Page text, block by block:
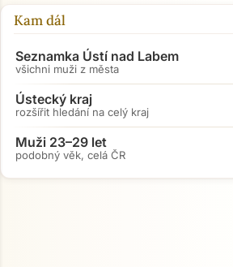
Kam dál
Seznamka Ústí nad Labem
všichni muži z města
Ústecký kraj
rozšířit hledání na celý kraj
Muži 23–29 let
podobný věk, celá ČR